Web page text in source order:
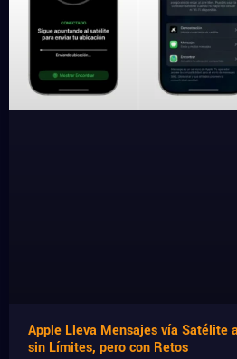
Apple Lleva Mensajes vía Satélite
sin Límites, pero con Retos